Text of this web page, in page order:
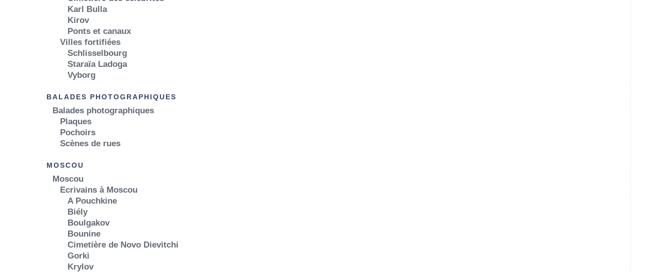
Karl Bulla
Kirov
Ponts et canaux
Villes fortifiées
Schlisselbourg
Staraïa Ladoga
Vyborg
BALADES PHOTOGRAPHIQUES
Balades photographiques
Plaques
Pochoirs
Scènes de rues
MOSCOU
Moscou
Ecrivains à Moscou
A Pouchkine
Biély
Boulgakov
Bounine
Cimetière de Novo Dievitchi
Gorki
Krylov